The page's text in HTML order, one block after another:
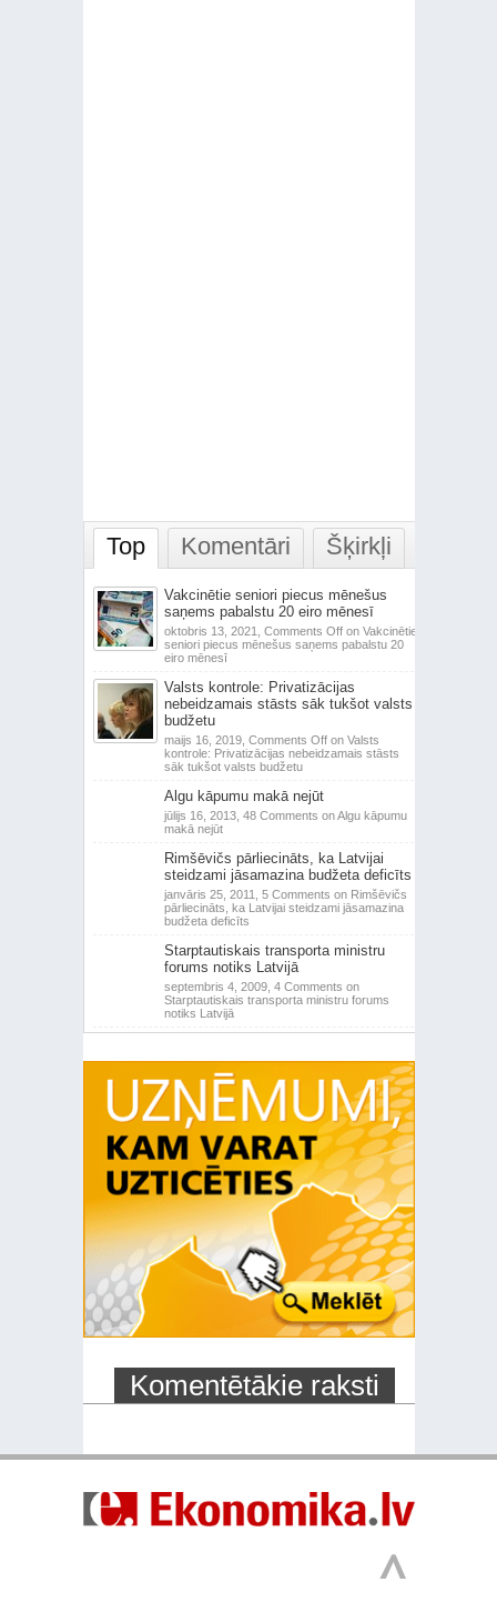
Top Komentāri Šķirkļi
Vakcinētie seniori piecus mēnešus
saņems pabalstu 20 eiro mēnesī
oktobris 13, 2021, Comments Offon Vakcinētie
seniori piecus mēnešus saņems pabalstu 20
eiro mēnesī
Valsts kontrole: Privatizācijas
nebeidzamais stāsts sāk tukšot valsts
budžetu
maijs 16, 2019, Comments Offon Valsts
kontrole: Privatizācijas nebeidzamais stāsts
sāk tukšot valsts budžetu
Algu kāpumu makā nejūt
jūlijs 16, 2013, 48 Comments on Algu kāpumu
makā nejūt
Rimšēvičs pārliecināts, ka Latvijai
steidzami jāsamazina budžeta deficīts
janvāris 25, 2011, 5 Comments on Rimšēvičs
pārliecināts, ka Latvijai steidzami jāsamazina
budžeta deficīts
Starptautiskais transporta ministru
forums notiks Latvijā
septembris 4, 2009, 4 Comments on
Starptautiskais transporta ministru forums
notiks Latvijā
Komentētākie raksti